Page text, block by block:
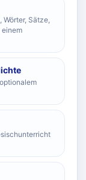
Wörter, Sätze,
einem